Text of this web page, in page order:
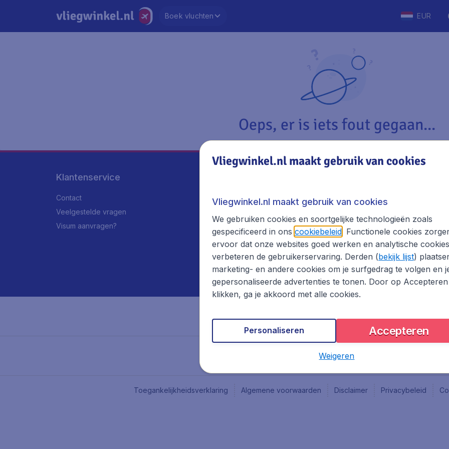
Boek vluchten EUR
Oeps, er is iets fout gegaan...
Klantenservice
Contact
Veelgestelde vragen
Visum aanvragen?
Over Vliegwinkel.nl
Reisgids
Toegankelijkheidsverklaring Algemene voorwaarden Disclaimer Privacybeleid
Vliegwinkel.nl maakt gebruik van cookies
Vliegwinkel.nl maakt gebruik van cookies
We gebruiken cookies en soortgelijke technologieën zoals
gespecificeerd in ons cookiebeleid. Functionele cookies
ervoor dat onze websites goed werken en analytische cookies
verbeteren de gebruikerservaring. Derden (bekijk lijst)
marketing- en andere cookies om je surfgedrag te volgen en
gepersonaliseerde advertenties te tonen. Door op
klikken, ga je akkoord met alle cookies.
Accepteren
Personaliseren
Weigeren